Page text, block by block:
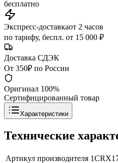
бесплатно
Экспресс-доставкаот 2 часов
по тарифу, беспл. от 15 000 ₽
Доставка СДЭК
От 350₽ по России
Оригинал 100%
Сертифицированный товар
Характеристики
Технические
Артикул производителя